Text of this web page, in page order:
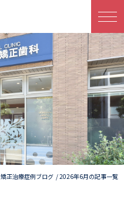
矯正治療症例ブログ 2026年6月の記事一覧